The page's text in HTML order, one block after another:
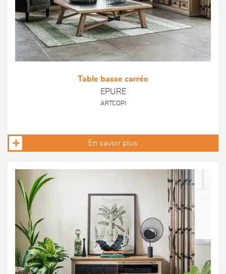
Table basse carrée
EPURE
ARTCOPI
En savoir plus